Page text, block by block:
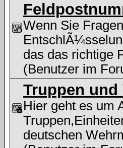
Wenn Sie
das das richtige
(Benutzer im
Truppen und
Hier geht es um
deutschen